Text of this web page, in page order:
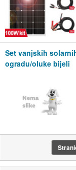
Set vanjskih
ogradu/oluke bijeli